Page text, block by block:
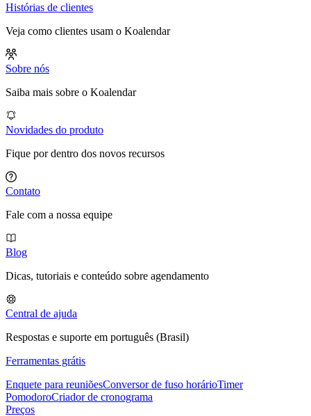
Histórias de clientes
Veja como clientes usam o Koalendar
Sobre nós
Saiba mais sobre o Koalendar
Novidades do produto
Fique por dentro dos novos recursos
Contato
Fale com a nossa equipe
Blog
Dicas, tutoriais e conteúdo sobre agendamento
Central de ajuda
Respostas e suporte em português (Brasil)
Ferramentas grátis
Enquete para reuniõesConversor de fuso horárioTimer
PomodoroCriador de cronograma
Preços